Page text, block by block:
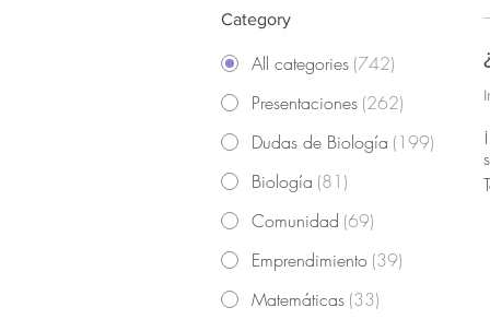
Category
All categories (742)
Presentaciones (262)
Dudas de Biología (199)
Biología (81 )
Comunidad (69)
Emprendimiento (39)
Matemáticas (33)